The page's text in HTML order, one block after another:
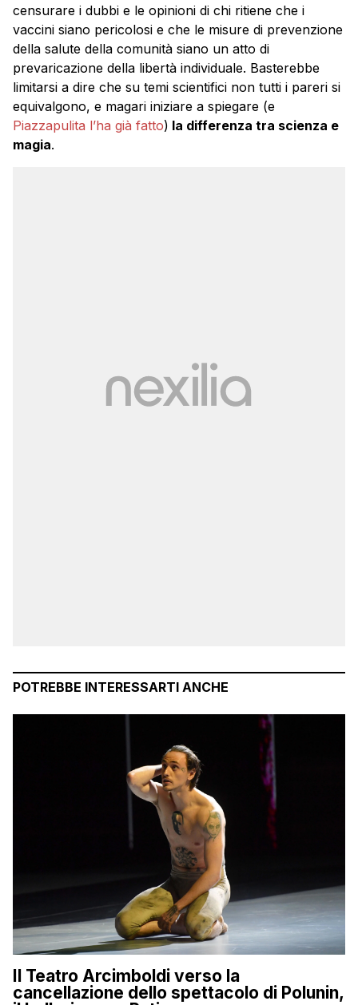
censurare i dubbi e le opinioni di chi ritiene che i
vaccini siano pericolosi e che le misure di prevenzione
della salute della comunità siano un atto di
prevaricazione della libertà individuale. Basterebbe
limitarsi a dire che su temi scientifici non tutti i pareri si
equivalgono, e magari iniziare a spiegare (e
Piazzapulita l’ha già fatto) la differenza tra scienza e
magia.
POTREBBE INTERESSARTI ANCHE
Il Teatro Arcimboldi verso la
cancellazione dello spettacolo di Polunin,